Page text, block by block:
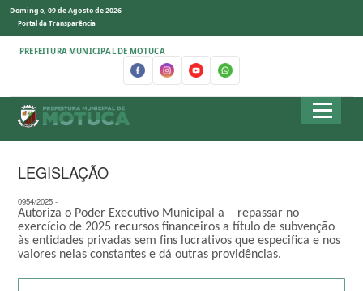
Domingo, 09 de Agosto de 2026
Portal da Transparência
PREFEITURA MUNICIPAL DE MOTUCA
LEGISLAÇÃO
0954/2025 -
Autoriza o Poder Executivo Municipal a repassar no
exercício de 2025 recursos financeiros a título de subvenção
às entidades privadas sem fins lucrativos que especifica e nos
valores nelas constantes e dá outras providências.